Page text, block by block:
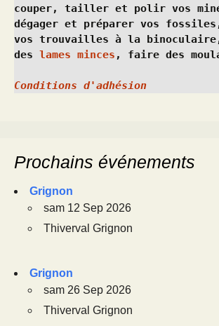
couper, tailler et polir vos
dégager et préparer vos
vos trouvailles à la
des lames minces , faire des
Conditions d'adhésion
Prochains événements
Grignon
sam 12 Sep 2026
Thiverval Grignon
Grignon
sam 26 Sep 2026
Thiverval Grignon